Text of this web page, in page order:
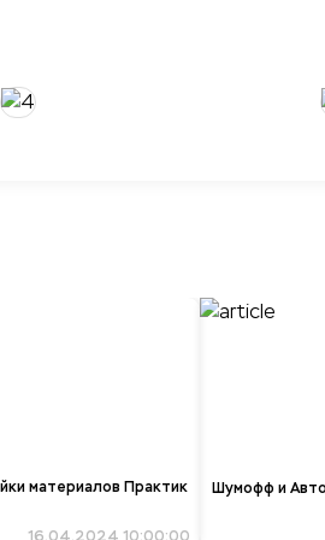
материалов Практик
16.04.2024 10:00:00
Шумофф и